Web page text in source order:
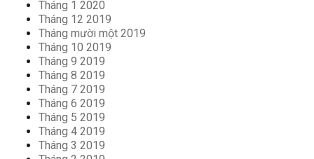
Tháng 1 2020
Tháng 12 2019
Tháng mười một 2019
Tháng 10 2019
Tháng 9 2019
Tháng 8 2019
Tháng 7 2019
Tháng 6 2019
Tháng 5 2019
Tháng 4 2019
Tháng 3 2019